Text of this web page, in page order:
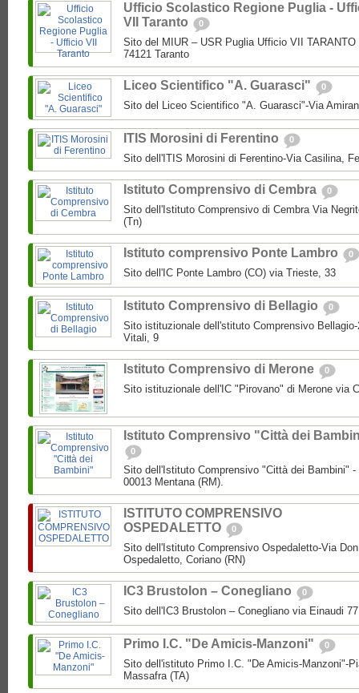
Ufficio Scolastico Regione Puglia -
VII Taranto
0
Sito del MIUR – USR Puglia Ufficio VII
74121 Taranto
Liceo Scientifico "A. Guarasci" 0
Sito del Liceo Scientifico "A. Guarasci"-Via
ITIS Morosini di Ferentino 0
Sito dell'ITIS Morosini di Ferentino-Via Casilina,
Istituto Comprensivo di Cembra 0
Sito dell'Istituto Comprensivo di Cembra Via
(Tn)
Istituto comprensivo Ponte Lambro 0
Sito dell'IC Ponte Lambro (CO) via Trieste, 33
Istituto Comprensivo di Bellagio 0
Sito istituzionale dell'stituto Comprensivo
Vitali, 9
Istituto Comprensivo di Merone 0
Sito istituzionale dell'IC "Pirovano" di Merone via
Istituto Comprensivo "Città dei
0
Sito dell'Istituto Comprensivo "Città dei Bambini"
00013 Mentana (RM).
ISTITUTO COMPRENSIVO
OSPEDALETTO
0
Sito dell'Istituto Comprensivo Ospedaletto-Via
Ospedaletto, Coriano (RN)
IC3 Brustolon – Conegliano 0
Sito dell'IC3 Brustolon – Conegliano via Einaudi
Primo I.C. "De Amicis-Manzoni" 0
Sito dell'istituto Primo I.C. "De Amicis-Manzoni"-
Massafra (TA)